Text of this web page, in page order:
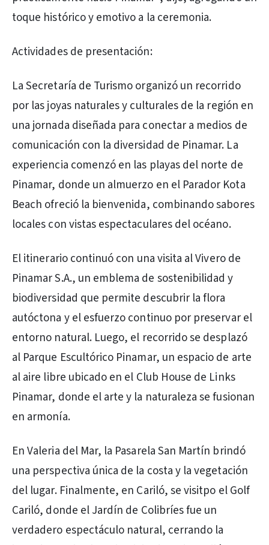
toque histórico y emotivo a la ceremonia.
Actividades de presentación:
La Secretaría de Turismo organizó un recorrido
por las joyas naturales y culturales de la región en
una jornada diseñada para conectar a medios de
comunicación con la diversidad de Pinamar. La
experiencia comenzó en las playas del norte de
Pinamar, donde un almuerzo en el Parador Kota
Beach ofreció la bienvenida, combinando sabores
locales con vistas espectaculares del océano.
El itinerario continuó con una visita al Vivero de
Pinamar S.A., un emblema de sostenibilidad y
biodiversidad que permite descubrir la flora
autóctona y el esfuerzo continuo por preservar el
entorno natural. Luego, el recorrido se desplazó
al Parque Escultórico Pinamar, un espacio de arte
al aire libre ubicado en el Club House de Links
Pinamar, donde el arte y la naturaleza se fusionan
en armonía.
En Valeria del Mar, la Pasarela San Martín brindó
una perspectiva única de la costa y la vegetación
del lugar. Finalmente, en Cariló, se visitpo el Golf
Cariló, donde el Jardín de Colibríes fue un
verdadero espectáculo natural, cerrando la